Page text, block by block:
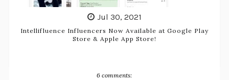
Jul 30, 2021
Intellifluence Influencers Now Available at Google Play
Store & Apple App Store!
6 comments: